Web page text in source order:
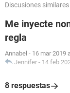
Discusiones similares
Me inyecte
regla
Annabel - 16 mar 2019
Jennifer - 14 feb
8 respuestas